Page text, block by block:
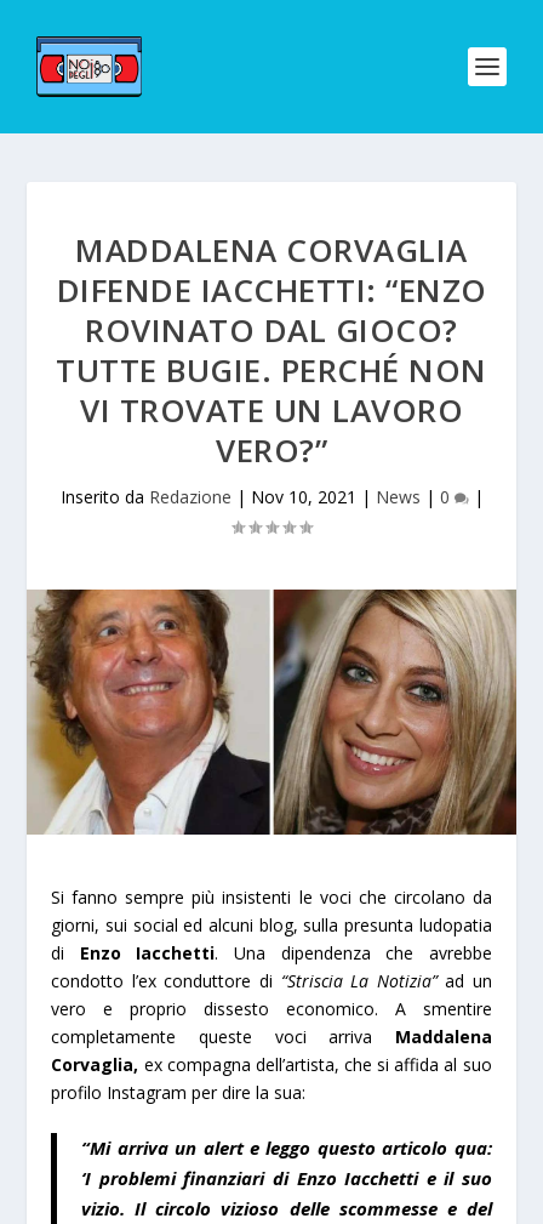
MADDALENA CORVAGLIA
DIFENDE IACCHETTI: “ENZO
ROVINATO DAL GIOCO?
TUTTE BUGIE. PERCHÉ NON
VI TROVATE UN LAVORO
VERO?”
Inserito da Redazione | Nov 10, 2021 | News | 0 |
Si fanno sempre più insistenti le voci che circolano da
giorni, sui social ed alcuni blog, sulla presunta ludopatia
di Enzo Iacchetti. Una dipendenza che avrebbe
condotto l’ex conduttore di “Striscia La Notizia”ad un
vero e proprio dissesto economico. A smentire
completamente queste voci arriva Maddalena
Corvaglia, ex compagna dell’artista, che si affida al suo
profilo Instagram per dire la sua:
“Mi arriva un alert e leggo questo articolo qua:
‘I problemi finanziari di Enzo Iacchetti e il suo
vizio. Il circolo vizioso delle scommesse e del